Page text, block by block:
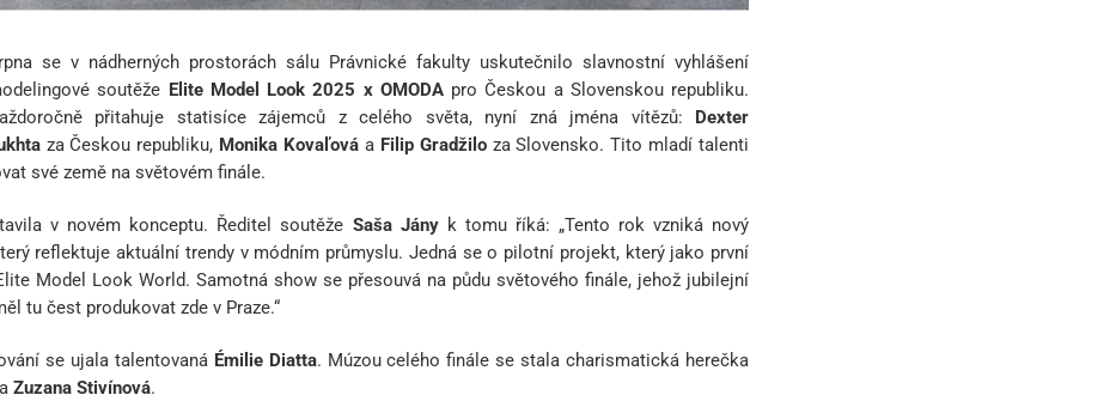
se v nádherných prostorách sálu Právnické fakulty uskutečnilo slavnostní vyhlášení
soutěže Elite Model Look 2025 x OMODA pro Českou a Slovenskou republiku.
přitahuje statisíce zájemců z celého světa, nyní zná jména vítězů:
Dexter
za Českou republiku, Monika Kovaľová a Filip Gradžilo za Slovensko. Tito mladí talenti
své země na světovém finále.
v novém konceptu. Ředitel soutěže Saša Jány k tomu říká: „Tento rok vzniká nový
reflektuje aktuální trendy v módním průmyslu. Jedná se o pilotní projekt, který jako první
Model Look World. Samotná show se přesouvá na půdu světového finále, jehož jubilejní
tu čest produkovat zde v Praze.“
se ujala talentovaná Émilie Diatta. Múzou celého finále se stala charismatická herečka
Zuzana Stivínová.